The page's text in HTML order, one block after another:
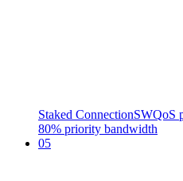
Staked ConnectionSWQoS
80% priority bandwidth
05